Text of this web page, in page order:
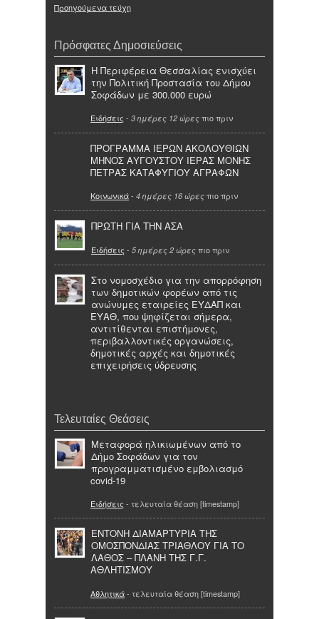
Προηγούμενα τεύχη
Πρόσφατες Δημοσιεύσεις
Η Περιφέρεια Θεσσαλίας ενισχύει
την Πολιτική Προστασία του Δήμου
Σοφάδων με 300.000 ευρώ
Ειδήσεις - 3 ημέρες 12 ώρες πιο πριν
ΠΡΟΓΡΑΜΜΑ ΙΕΡΩΝ ΑΚΟΛΟΥΘΙΩΝ
ΜΗΝΟΣ ΑΥΓΟΥΣΤΟΥ ΙΕΡΑΣ ΜΟΝΗΣ
ΠΕΤΡΑΣ ΚΑΤΑΦΥΓΙΟΥ ΑΓΡΑΦΩΝ
Κοινωνικά- 4 ημέρες 16 ώρες πιο πριν
ΠΡΩΤΗ ΓΙΑ ΤΗΝ ΑΣΑ
Ειδήσεις - 5 ημέρες 2 ώρες πιο πριν
Στο νομοσχέδιο για την απορρόφηση
των δημοτικών φορέων από τις
ανώνυμες εταιρείες ΕΥΔΑΠ και
ΕΥΑΘ, που ψηφίζεται σήμερα,
αντιτίθενται επιστήμονες,
περιβαλλοντικές οργανώσεις,
δημοτικές αρχές και δημοτικές
επιχειρήσεις ύδρευσης
Τελευταίες Θεάσεις
Μεταφορά ηλικιωμένων από το
Δήμο Σοφάδων για τον
προγραμματισμένο εμβολιασμό
covid-19
Ειδήσεις - τελευταία θέαση [timestamp]
ΕΝΤΟΝΗ ΔΙΑΜΑΡΤΥΡΙΑ ΤΗΣ
ΟΜΟΣΠΟΝΔΙΑΣ ΤΡΙΑΘΛΟΥ ΓΙΑ ΤΟ
ΛΑΘΟΣ – ΠΛΑΝΗ ΤΗΣ Γ.Γ.
ΑΘΛΗΤΙΣΜΟΥ
Αθλητικά- τελευταία θέαση [timestamp]